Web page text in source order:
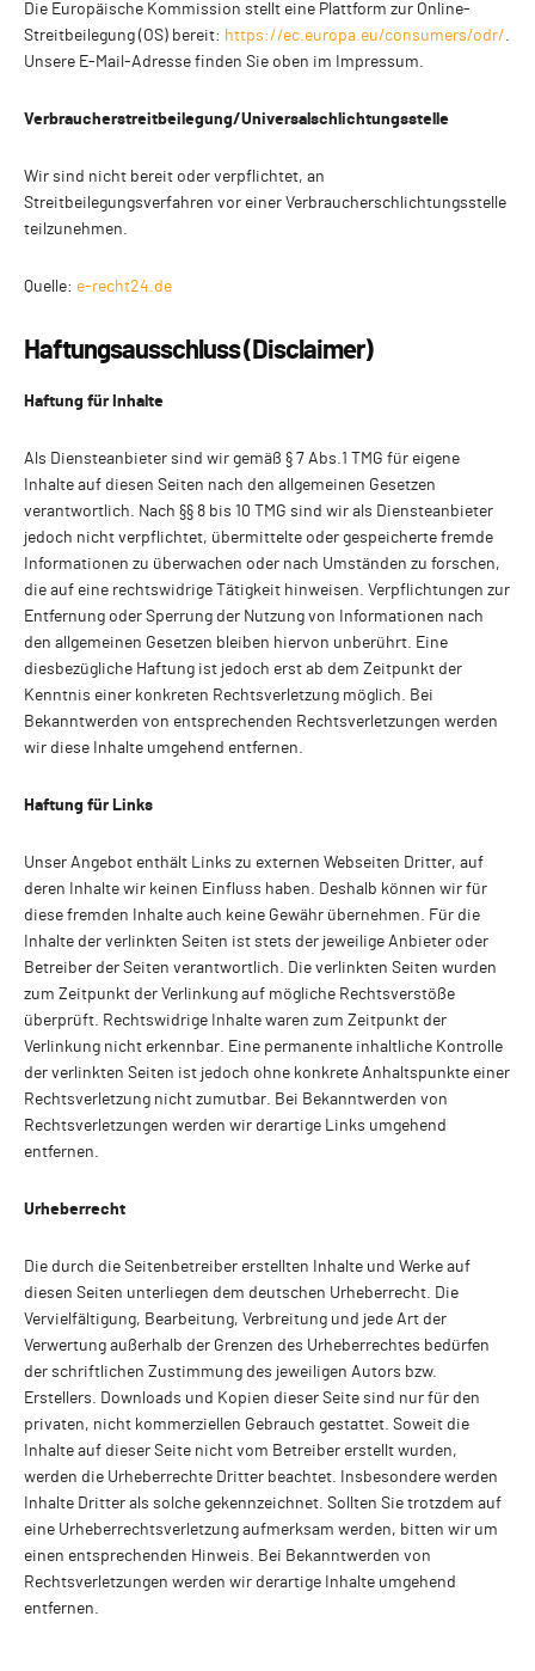
Die Europäische Kommission stellt eine Plattform zur Online-
Streitbeilegung (OS) bereit: https://ec.europa.eu/consumers/odr/.
Unsere E-Mail-Adresse finden Sie oben im Impressum.
Verbraucherstreitbeilegung/Universalschlichtungsstelle
Wir sind nicht bereit oder verpflichtet, an
Streitbeilegungsverfahren vor einer Verbraucherschlichtungsstelle
teilzunehmen.
Quelle: e-recht24.de
Haftungsausschluss (Disclaimer)
Haftung für Inhalte
Als Diensteanbieter sind wir gemäß § 7 Abs.1 TMG für eigene
Inhalte auf diesen Seiten nach den allgemeinen Gesetzen
verantwortlich. Nach §§ 8 bis 10 TMG sind wir als Diensteanbieter
jedoch nicht verpflichtet, übermittelte oder gespeicherte fremde
Informationen zu überwachen oder nach Umständen zu forschen,
die auf eine rechtswidrige Tätigkeit hinweisen. Verpflichtungen zur
Entfernung oder Sperrung der Nutzung von Informationen nach
den allgemeinen Gesetzen bleiben hiervon unberührt. Eine
diesbezügliche Haftung ist jedoch erst ab dem Zeitpunkt der
Kenntnis einer konkreten Rechtsverletzung möglich. Bei
Bekanntwerden von entsprechenden Rechtsverletzungen werden
wir diese Inhalte umgehend entfernen.
Haftung für Links
Unser Angebot enthält Links zu externen Webseiten Dritter, auf
deren Inhalte wir keinen Einfluss haben. Deshalb können wir für
diese fremden Inhalte auch keine Gewähr übernehmen. Für die
Inhalte der verlinkten Seiten ist stets der jeweilige Anbieter oder
Betreiber der Seiten verantwortlich. Die verlinkten Seiten wurden
zum Zeitpunkt der Verlinkung auf mögliche Rechtsverstöße
überprüft. Rechtswidrige Inhalte waren zum Zeitpunkt der
Verlinkung nicht erkennbar. Eine permanente inhaltliche Kontrolle
der verlinkten Seiten ist jedoch ohne konkrete Anhaltspunkte einer
Rechtsverletzung nicht zumutbar. Bei Bekanntwerden von
Rechtsverletzungen werden wir derartige Links umgehend
entfernen.
Urheberrecht
Die durch die Seitenbetreiber erstellten Inhalte und Werke auf
diesen Seiten unterliegen dem deutschen Urheberrecht. Die
Vervielfältigung, Bearbeitung, Verbreitung und jede Art der
Verwertung außerhalb der Grenzen des Urheberrechtes bedürfen
der schriftlichen Zustimmung des jeweiligen Autors bzw.
Erstellers. Downloads und Kopien dieser Seite sind nur für den
privaten, nicht kommerziellen Gebrauch gestattet. Soweit die
Inhalte auf dieser Seite nicht vom Betreiber erstellt wurden,
werden die Urheberrechte Dritter beachtet. Insbesondere werden
Inhalte Dritter als solche gekennzeichnet. Sollten Sie trotzdem auf
eine Urheberrechtsverletzung aufmerksam werden, bitten wir um
einen entsprechenden Hinweis. Bei Bekanntwerden von
Rechtsverletzungen werden wir derartige Inhalte umgehend
entfernen.